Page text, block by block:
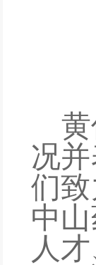
况
们
中
人